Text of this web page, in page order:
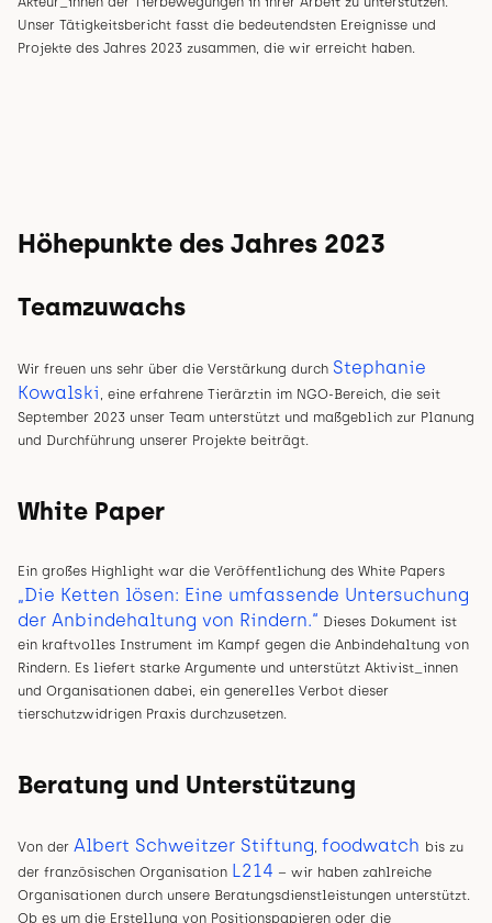
Unser Tätigkeitsbericht fasst die bedeutendsten Ereignisse und
Projekte des Jahres 2023 zusammen, die wir erreicht haben.
Höhepunkte des Jahres 2023
Teamzuwachs
Wir freuen uns sehr über die Verstärkung durch Stephanie
Kowalski , eine erfahrene Tierärztin im NGO-Bereich, die seit
September 2023 unser Team unterstützt und maßgeblich zur Planung
und Durchführung unserer Projekte beiträgt.
White Paper
Ein großes Highlight war die Veröffentlichung des White Papers
„Die Ketten lösen: Eine umfassende Untersuchung
der Anbindehaltung von Rindern.“ Dieses Dokument ist
ein kraftvolles Instrument im Kampf gegen die Anbindehaltung von
Rindern. Es liefert starke Argumente und unterstützt Aktivist_innen
und Organisationen dabei, ein generelles Verbot dieser
tierschutzwidrigen Praxis durchzusetzen.
Beratung und Unterstützung
Von der Albert Schweitzer Stiftung, foodwatch bis zu
der französischen Organisation L214 – wir haben zahlreiche
Organisationen durch unsere Beratungsdienstleistungen unterstützt.
Ob es um die Erstellung von Positionspapieren oder die